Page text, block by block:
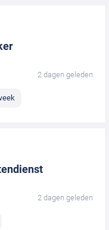
2 dagen geleden
2 dagen geleden